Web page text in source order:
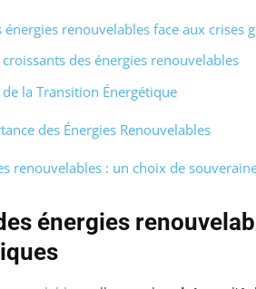
énergies renouvelables face aux crises
des énergies renouvelables
de la Transition Énergétique
des Énergies Renouvelables
renouvelables : un choix de
énergies